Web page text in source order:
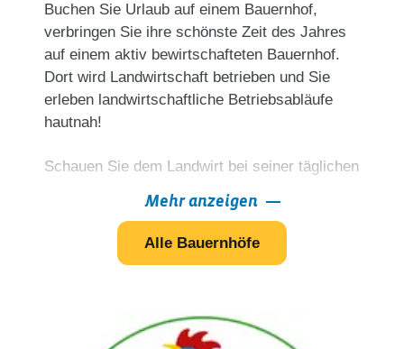
Buchen Sie Urlaub auf einem Bauernhof,
verbringen Sie ihre schönste Zeit des Jahres
auf einem aktiv bewirtschafteten Bauernhof.
Dort wird Landwirtschaft betrieben und Sie
erleben landwirtschaftliche Betriebsabläufe
hautnah!
Schauen Sie dem Landwirt bei seiner täglichen
Mehr anzeigen
Alle Bauernhöfe